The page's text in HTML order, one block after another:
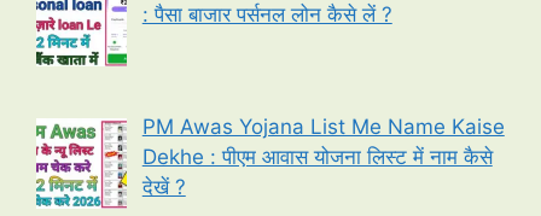
: पैसा बाजार पर्सनल लोन कैसे लें ?
PM Awas Yojana List Me Name Kaise
Dekhe : पीएम आवास योजना लिस्ट में नाम कैसे
देखें ?